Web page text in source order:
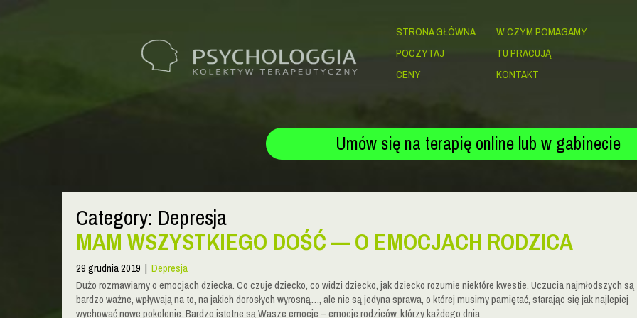
STRONA GŁÓWNA
W CZYM POMAGAMY
POCZYTAJ
TU PRACUJĄ
CENY
KONTAKT
Umów się na terapię online lub w gabinecie
Category: Depresja
MAM WSZYSTKIEGO DOŚĆ — O EMOCJACH RODZICA
29 grudnia 2019 | Depresja
Dużo rozmawiamy o emocjach dziecka. Co czuje dziecko, co widzi dziecko, jak dziecko rozumie niektóre kwestie. Uczucia najmłodszych są
bardzo ważne, wpływają na to, na jakich dorosłych wyrosną…, ale nie są jedyna sprawa, o której musimy pamiętać, starając się jak najlepiej
wychować nowe pokolenie. Bardzo istotne są Wasze emocje – emocje rodziców, którzy każdego dnia